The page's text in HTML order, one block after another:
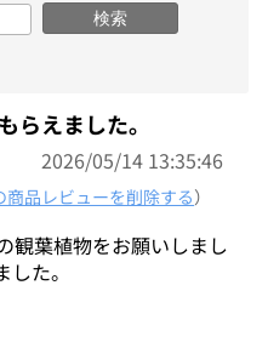
検索
らえました。
2026/05/14 13:35:46
商品レビューを削除する）
観葉植物をお願いしまし
た。